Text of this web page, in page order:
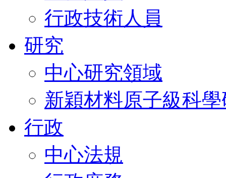
行政技術人員
研究
中心研究領域
新穎材料原子級科
行政
中心法規